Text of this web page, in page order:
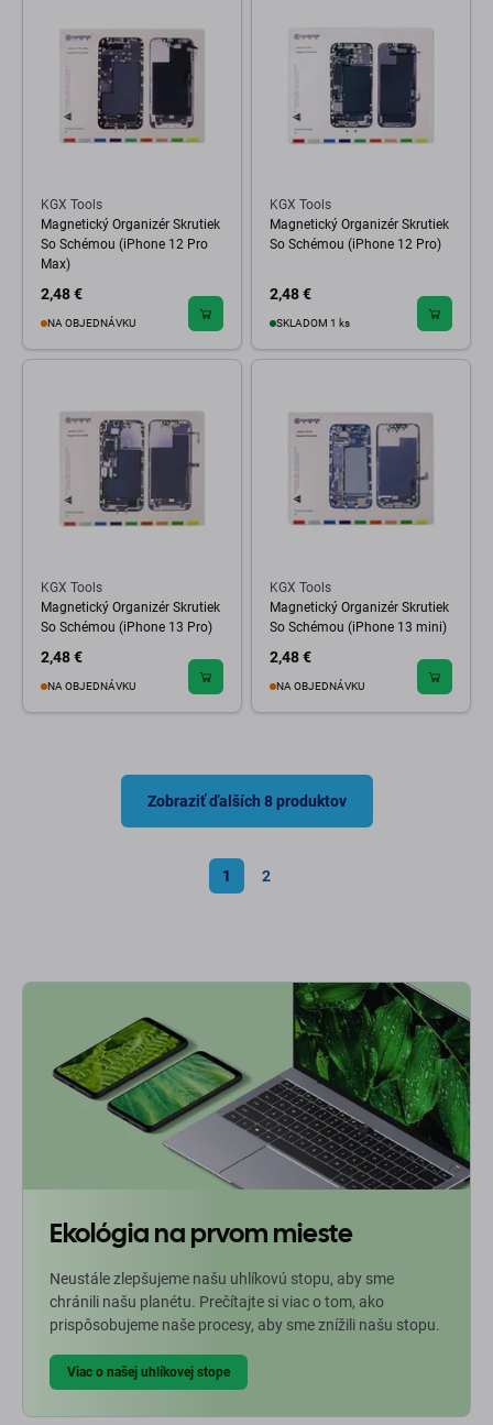
KGX Tools
Magnetický Organizér Skrutiek
So Schémou (iPhone 12 Pro
Max)
2,48 €
NA OBJEDNÁVKU
KGX Tools
Magnetický Organizér Skrutiek
So Schémou (iPhone 12 Pro)
2,48 €
SKLADOM 1 ks
KGX Tools
Magnetický Organizér Skrutiek
So Schémou (iPhone 13 Pro)
2,48 €
NA OBJEDNÁVKU
KGX Tools
Magnetický Organizér Skrutiek
So Schémou (iPhone 13 mini)
2,48 €
NA OBJEDNÁVKU
Zobraziť ďalších 8 produktov
1 2
Ekológia na prvom mieste
Neustále zlepšujeme našu uhlíkovú stopu, aby sme
chránili našu planétu. Prečítajte si viac o tom, ako
prispôsobujeme naše procesy, aby sme znížili našu stopu.
Viac o našej uhlíkovej stope